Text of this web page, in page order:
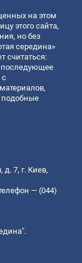
на этом
этого сайта,
но без
середина»
считаться:
последующее
с
подобные
7, г. Киев,
— (044)